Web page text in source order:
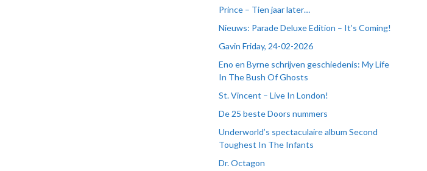
Prince – Tien jaar later…
Nieuws: Parade Deluxe Edition – It’s Coming!
Gavin Friday, 24-02-2026
Eno en Byrne schrijven geschiedenis: My Life
In The Bush Of Ghosts
St. Vincent – Live In London!
De 25 beste Doors nummers
Underworld’s spectaculaire album Second
Toughest In The Infants
Dr. Octagon